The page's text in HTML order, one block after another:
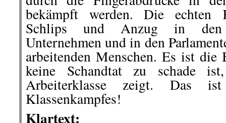
bekämpft werden. Die echten
Schlips und Anzug in den
Unternehmen und in den
arbeitenden Menschen. Es ist
keine Schandtat zu schade
Arbeiterklasse zeigt. Das
Klassenkampfes!
Klartext: